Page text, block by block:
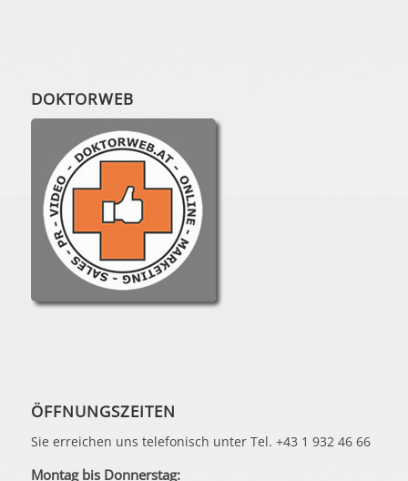
DOKTORWEB
ÖFFNUNGSZEITEN
Sie erreichen uns telefonisch unter Tel. +43 1 932 46 66
Montag bis Donnerstag: